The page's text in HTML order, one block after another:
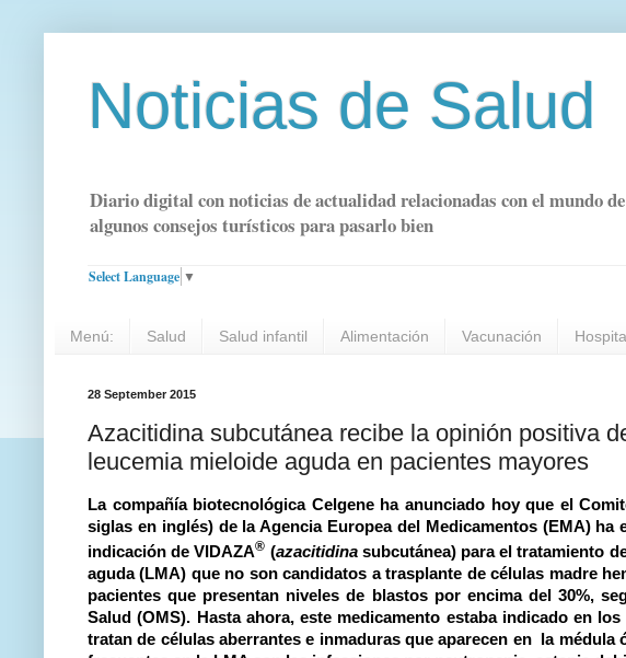
Noticias de Salud
Diario digital con noticias de actualidad relacionadas con el mundo
algunos consejos turísticos para pasarlo bien
Select Language ▼
Menú: Salud Salud infantil Alimentación Vacunación
28 September 2015
Azacitidina subcutánea recibe la opinión positiva
leucemia mieloide aguda en pacientes mayores
La compañía biotecnológica Celgene ha anunciado hoy que el
siglas en inglés) de la Agencia Europea del Medicamentos (EMA)
indicación de VIDAZA® (azacitidina subcutánea) para el tratamiento
aguda (LMA) que no son candidatos a trasplante de células madre
pacientes que presentan niveles de blastos por encima del 30%,
Salud (OMS). Hasta ahora, este medicamento estaba indicado en
tratan de células aberrantes e inmaduras que aparecen en la